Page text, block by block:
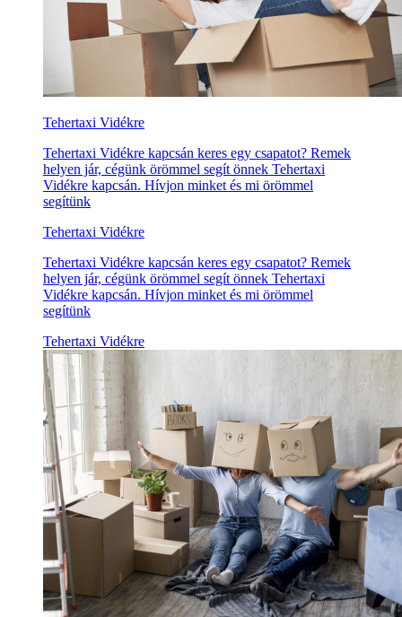
Tehertaxi Vidékre
Tehertaxi Vidékre kapcsán keres egy csapatot? Remek
helyen jár, cégünk örömmel segít önnek Tehertaxi
Vidékre kapcsán. Hívjon minket és mi örömmel
segítünk
Tehertaxi Vidékre
Tehertaxi Vidékre kapcsán keres egy csapatot? Remek
helyen jár, cégünk örömmel segít önnek Tehertaxi
Vidékre kapcsán. Hívjon minket és mi örömmel
segítünk
Tehertaxi Vidékre